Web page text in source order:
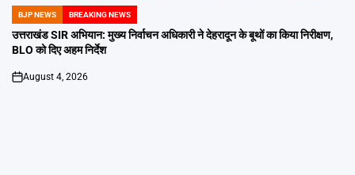
POSTED
IN
BJP NEWS BREAKING NEWS
उत्तराखंड SIR अभियान: मुख्य निर्वाचन अधिकारी ने देहरादून के बूथों का किया निरीक्षण,
BLO को दिए अहम निर्देश
on
August 4, 2026